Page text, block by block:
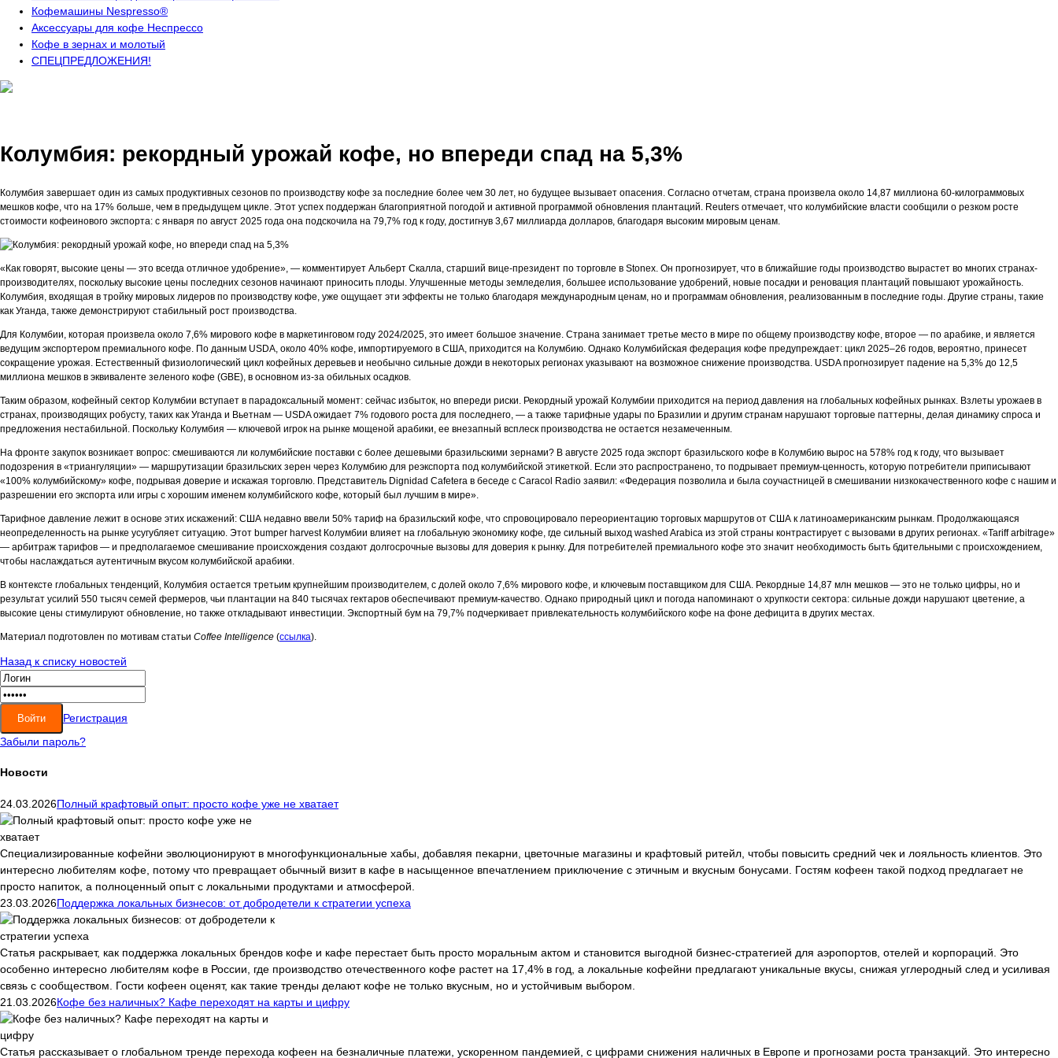
Кофемашины Nespresso®
Аксессуары для кофе Неспрессо
Кофе в зернах и молотый
СПЕЦПРЕДЛОЖЕНИЯ!
Колумбия: рекордный урожай кофе, но впереди спад на 5,3%
Колумбия завершает один из самых продуктивных сезонов по производству кофе за последние более чем 30 лет, но будущее вызывает опасения. Согласно отчетам, страна произвела около 14,87 миллиона 60-килограммовых
мешков кофе, что на 17% больше, чем в предыдущем цикле. Этот успех поддержан благоприятной погодой и активной программой обновления плантаций. Reuters отмечает, что колумбийские власти сообщили о резком росте
стоимости кофеинового экспорта: с января по август 2025 года она подскочила на 79,7% год к году, достигнув 3,67 миллиарда долларов, благодаря высоким мировым ценам.
«Как говорят, высокие цены — это всегда отличное удобрение», — комментирует Альберт Скалла, старший вице-президент по торговле в Stonex. Он прогнозирует, что в ближайшие годы производство вырастет во многих странах-
производителях, поскольку высокие цены последних сезонов начинают приносить плоды. Улучшенные методы земледелия, большее использование удобрений, новые посадки и реновация плантаций повышают урожайность.
Колумбия, входящая в тройку мировых лидеров по производству кофе, уже ощущает эти эффекты не только благодаря международным ценам, но и программам обновления, реализованным в последние годы. Другие страны, такие
как Уганда, также демонстрируют стабильный рост производства.
Для Колумбии, которая произвела около 7,6% мирового кофе в маркетинговом году 2024/2025, это имеет большое значение. Страна занимает третье место в мире по общему производству кофе, второе — по арабике, и является
ведущим экспортером премиального кофе. По данным USDA, около 40% кофе, импортируемого в США, приходится на Колумбию. Однако Колумбийская федерация кофе предупреждает: цикл 2025–26 годов, вероятно, принесет
сокращение урожая. Естественный физиологический цикл кофейных деревьев и необычно сильные дожди в некоторых регионах указывают на возможное снижение производства. USDA прогнозирует падение на 5,3% до 12,5
миллиона мешков в эквиваленте зеленого кофе (GBE), в основном из-за обильных осадков.
Таким образом, кофейный сектор Колумбии вступает в парадоксальный момент: сейчас избыток, но впереди риски. Рекордный урожай Колумбии приходится на период давления на глобальных кофейных рынках. Взлеты урожаев в
странах, производящих робусту, таких как Уганда и Вьетнам — USDA ожидает 7% годового роста для последнего, — а также тарифные удары по Бразилии и другим странам нарушают торговые паттерны, делая динамику спроса и
предложения нестабильной. Поскольку Колумбия — ключевой игрок на рынке мощеной арабики, ее внезапный всплеск производства не остается незамеченным.
На фронте закупок возникает вопрос: смешиваются ли колумбийские поставки с более дешевыми бразильскими зернами? В августе 2025 года экспорт бразильского кофе в Колумбию вырос на 578% год к году, что вызывает
подозрения в «триангуляции» — маршрутизации бразильских зерен через Колумбию для реэкспорта под колумбийской этикеткой. Если это распространено, то подрывает премиум-ценность, которую потребители приписывают
«100% колумбийскому» кофе, подрывая доверие и искажая торговлю. Представитель Dignidad Cafetera в беседе с Caracol Radio заявил: «Федерация позволила и была соучастницей в смешивании низкокачественного кофе с нашим и
разрешении его экспорта или игры с хорошим именем колумбийского кофе, который был лучшим в мире».
Тарифное давление лежит в основе этих искажений: США недавно ввели 50% тариф на бразильский кофе, что спровоцировало переориентацию торговых маршрутов от США к латиноамериканским рынкам. Продолжающаяся
неопределенность на рынке усугубляет ситуацию. Этот bumper harvest Колумбии влияет на глобальную экономику кофе, где сильный выход washed Arabica из этой страны контрастирует с вызовами в других регионах. «Tariff arbitrage»
— арбитраж тарифов — и предполагаемое смешивание происхождения создают долгосрочные вызовы для доверия к рынку. Для потребителей премиального кофе это значит необходимость быть бдительными с происхождением,
чтобы наслаждаться аутентичным вкусом колумбийской арабики.
В контексте глобальных тенденций, Колумбия остается третьим крупнейшим производителем, с долей около 7,6% мирового кофе, и ключевым поставщиком для США. Рекордные 14,87 млн мешков — это не только цифры, но и
результат усилий 550 тысяч семей фермеров, чьи плантации на 840 тысячах гектаров обеспечивают премиум-качество. Однако природный цикл и погода напоминают о хрупкости сектора: сильные дожди нарушают цветение, а
высокие цены стимулируют обновление, но также откладывают инвестиции. Экспортный бум на 79,7% подчеркивает привлекательность колумбийского кофе на фоне дефицита в других местах.
Материал подготовлен по мотивам статьи Coffee Intelligence (ссылка).
Назад к списку новостей
Регистрация
Забыли пароль?
Новости
24.03.2026Полный крафтовый опыт: просто кофе уже не хватает
Специализированные кофейни эволюционируют в многофункциональные хабы, добавляя пекарни, цветочные магазины и крафтовый ритейл, чтобы повысить средний чек и лояльность клиентов. Это
интересно любителям кофе, потому что превращает обычный визит в кафе в насыщенное впечатлением приключение с этичным и вкусным бонусами. Гостям кофеен такой подход предлагает не
просто напиток, а полноценный опыт с локальными продуктами и атмосферой.
23.03.2026Поддержка локальных бизнесов: от добродетели к стратегии успеха
Статья раскрывает, как поддержка локальных брендов кофе и кафе перестает быть просто моральным актом и становится выгодной бизнес-стратегией для аэропортов, отелей и корпораций. Это
особенно интересно любителям кофе в России, где производство отечественного кофе растет на 17,4% в год, а локальные кофейни предлагают уникальные вкусы, снижая углеродный след и усиливая
связь с сообществом. Гости кофеен оценят, как такие тренды делают кофе не только вкусным, но и устойчивым выбором.
21.03.2026Кофе без наличных? Кафе переходят на карты и цифру
Статья рассказывает о глобальном тренде перехода кофеен на безналичные платежи, ускоренном пандемией, с цифрами снижения наличных в Европе и прогнозами роста транзакций. Это интересно